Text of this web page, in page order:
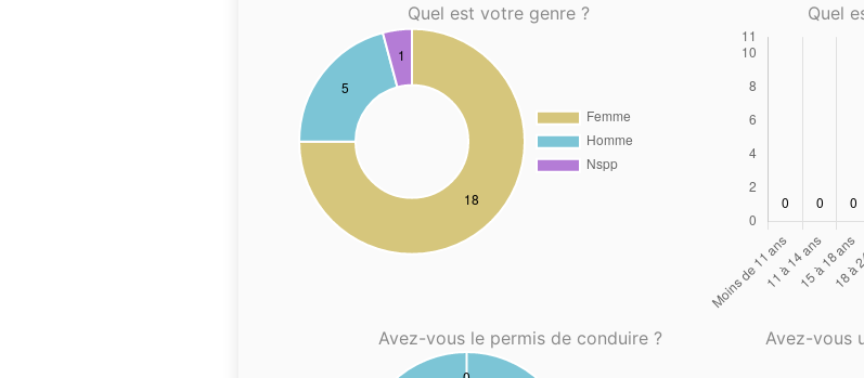
Quel est votre genre ? Quel
Avez-vous le permis de conduire ?
Avez-vous